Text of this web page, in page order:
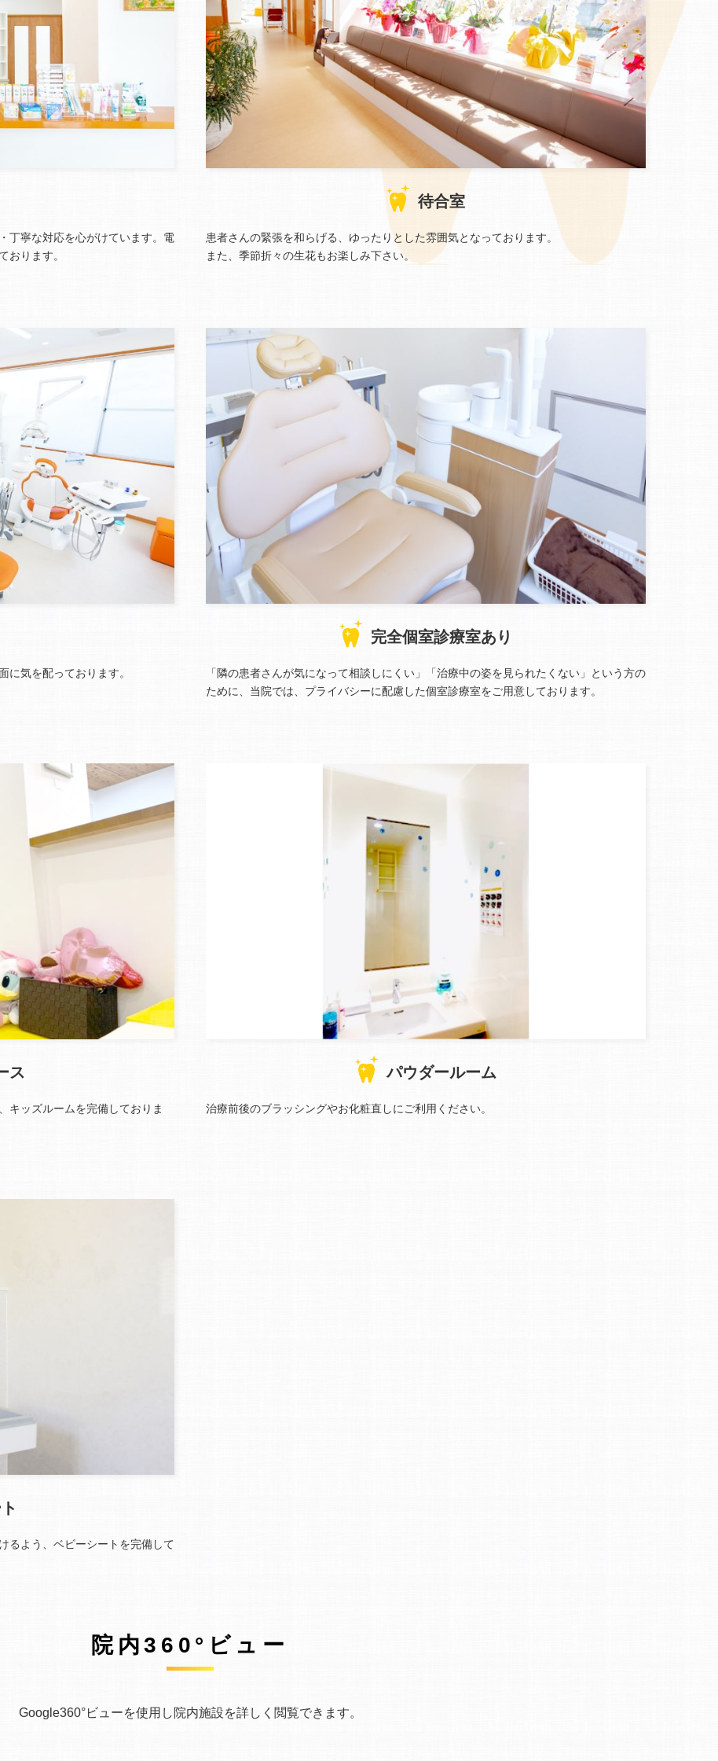
丁寧な対応を心がけています。電
おります。
待合室
患者さんの緊張を和らげる、ゆったりとした雰囲気となっております。
また、季節折々の生花もお楽しみ下さい。
に気を配っております。
完全個室診療室あり
「隣の患者さんが気になって相談しにくい」「治療中の姿を見られたくない」という方の
ために、当院では、プライバシーに配慮した個室診療室をご用意しております。
ス
キッズルームを完備しておりま
パウダールーム
治療前後のブラッシングやお化粧直しにご利用ください。
るよう、ベビーシートを完備して
院内360°ビュー
Google360°ビューを使用し院内施設を詳しく閲覧できます。